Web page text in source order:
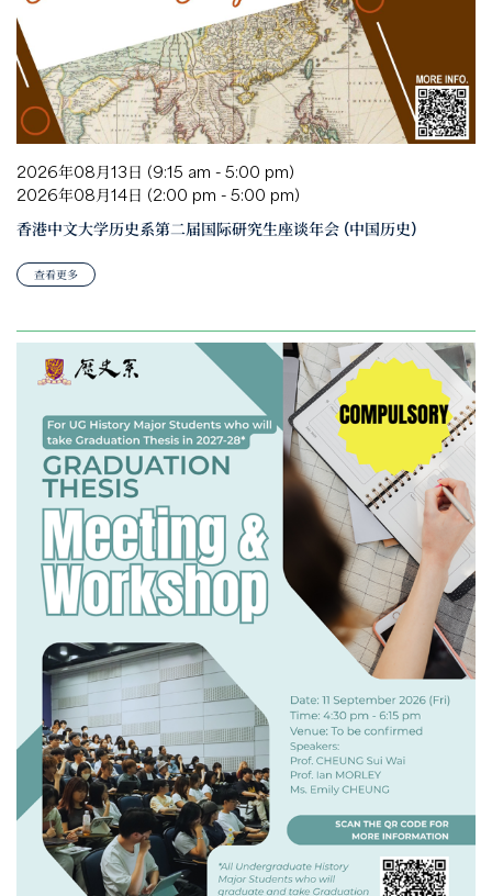
2026年08月13日 (9:15 am - 5:00 pm)
2026年08月14日 (2:00 pm - 5:00 pm)
香港中文大学历史系第二届国际研究生座谈年会 (中国历史)
查看更多